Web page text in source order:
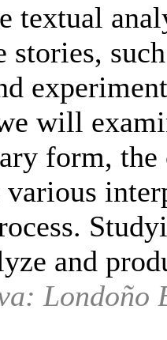
textual
stories,
will
form,
various
and
Londoño